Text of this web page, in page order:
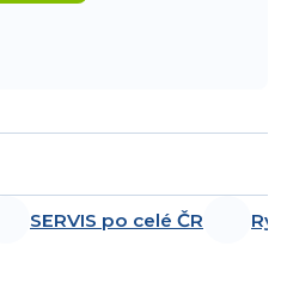
SERVIS po celé ČR